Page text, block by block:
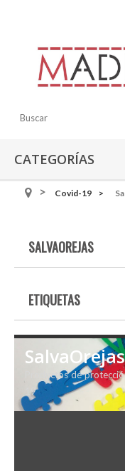
CATEGORÍAS
Covid-19
SALVAOREJAS
ETIQUETAS
SalvaOrejas
Productos de
19